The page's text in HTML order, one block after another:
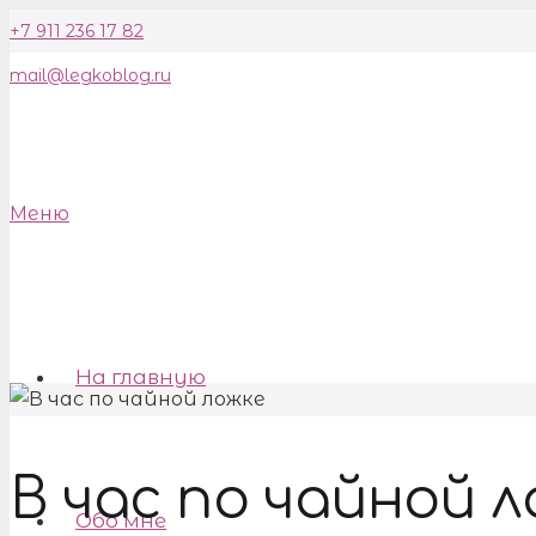
+7 911 236 17 82
mail@legkoblog.ru
Меню
На главную
Обо мне
В час по чайной